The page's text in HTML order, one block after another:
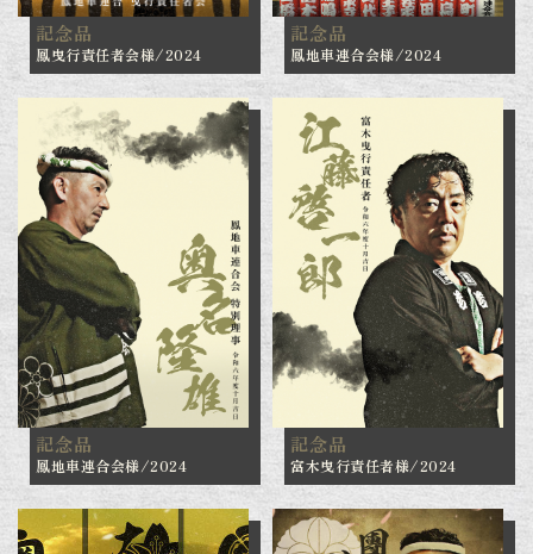
記念品
鳳曳行責任者会様/2024
記念品
鳳地車連合会様/2024
記念品
鳳地車連合会様/2024
記念品
富木曳行責任者様/2024